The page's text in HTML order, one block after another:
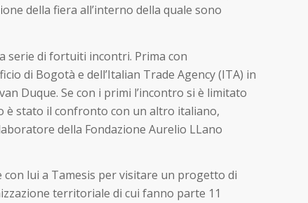
della fiera all’interno della quale sono
serie di fortuiti incontri. Prima con
di Bogotà e dell’Italian Trade Agency (ITA) in
Duque. Se con i primi l’incontro si è limitato
è stato il confronto con un altro italiano,
della Fondazione Aurelio LLano
con lui a Tamesis per visitare un progetto di
territoriale di cui fanno parte 11